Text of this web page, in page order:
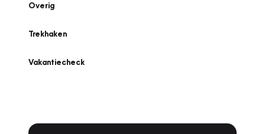
Overig
Trekhaken
Vakantiecheck